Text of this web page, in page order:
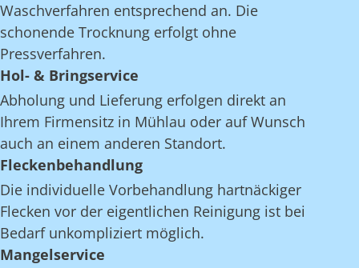
Waschverfahren entsprechend an. Die
schonende Trocknung erfolgt ohne
Pressverfahren.
Hol- & Bringservice
Abholung und Lieferung erfolgen direkt an
Ihrem Firmensitz in Mühlau oder auf Wunsch
auch an einem anderen Standort.
Fleckenbehandlung
Die individuelle Vorbehandlung hartnäckiger
Flecken vor der eigentlichen Reinigung ist bei
Bedarf unkompliziert möglich.
Mangelservice